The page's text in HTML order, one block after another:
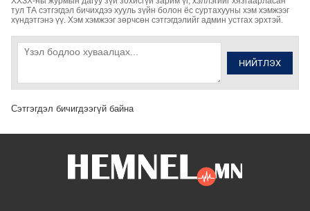
тул ТА сэтгэгдэл бичихдээ хууль зүйн болон ёс суртахууны хэм хэмжээг
хүндэтгэнэ үү. Хэм хэмжээг зөрчсөн сэтгэгдэлийг админ устгах эрхтэй.
НИЙТЛЭХ
Сэтгэгдэл бичигдээгүй байна